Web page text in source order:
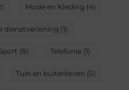
Mode en Kleding (4)
dienstverlening (1)
(8) Telefonie (1)
Tuin en buitenleven (5)